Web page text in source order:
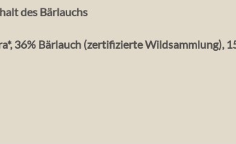
des Bärlauchs
36% Bärlauch (zertifizierte Wildsammlung),